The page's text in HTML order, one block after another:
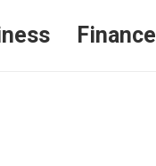
Finance